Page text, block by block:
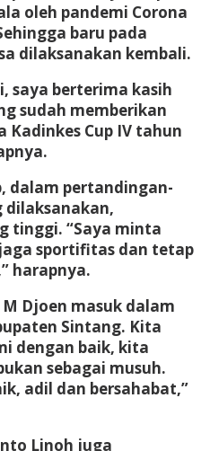
oleh pandemi Corona
baru pada
dilaksanakan kembali.
saya berterima kasih
sudah memberikan
Kadinkes Cup IV tahun
dalam pertandingan-
tinggi. “Saya minta
sportifitas dan tetap
harapnya.
M Djoen masuk dalam
Sintang. Kita
dengan baik, kita
sebagai musuh.
adil dan bersahabat,”
Linoh juga